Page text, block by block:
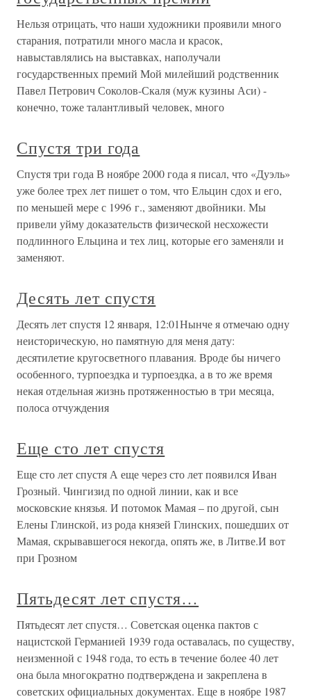
Нельзя отрицать, что наши художники проявили много
старания, потратили много масла и красок,
навыставлялись на выставках, наполучали
государственных премий Мой милейший родственник
Павел Петрович Соколов-Скаля (муж кузины Аси) -
конечно, тоже талантливый человек, много
Спустя три года
Спустя три года В ноябре 2000 года я писал, что «Дуэль»
уже более трех лет пишет о том, что Ельцин сдох и его,
по меньшей мере с 1996 г., заменяют двойники. Мы
привели уйму доказательств физической несхожести
подлинного Ельцина и тех лиц, которые его заменяли и
заменяют.
Десять лет спустя
Десять лет спустя 12 января, 12:01Нынче я отмечаю одну
неисторическую, но памятную для меня дату:
десятилетие кругосветного плавания. Вроде бы ничего
особенного, турпоездка и турпоездка, а в то же время
некая отдельная жизнь протяженностью в три месяца,
полоса отчуждения
Еще сто лет спустя
Еще сто лет спустя А еще через сто лет появился Иван
Грозный. Чингизид по одной линии, как и все
московские князья. И потомок Мамая – по другой, сын
Елены Глинской, из рода князей Глинских, пошедших от
Мамая, скрывавшегося некогда, опять же, в Литве.И вот
при Грозном
Пятьдесят лет спустя…
Пятьдесят лет спустя… Советская оценка пактов с
нацистской Германией 1939 года оставалась, по существу,
неизменной с 1948 года, то есть в течение более 40 лет
она была многократно подтверждена и закреплена в
советских официальных документах. Еще в ноябре 1987